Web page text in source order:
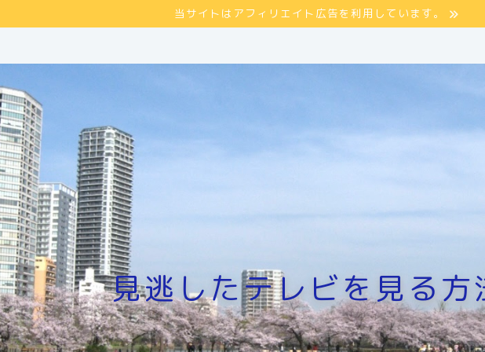
当サイトはアフィリエイト広告を利用しています。
見逃したテレビを見る方